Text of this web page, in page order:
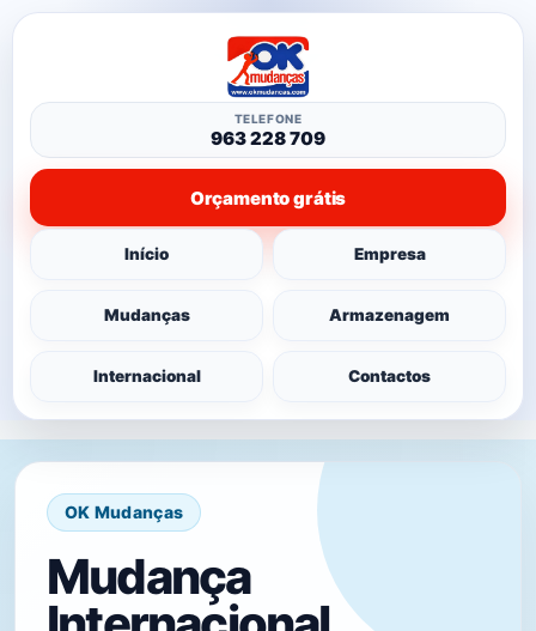
Início Empresa
Mudanças Armazenagem
Internacional Contactos
TELEFONE
963 228 709
Orçamento grátis
OK Mudanças
Mudança